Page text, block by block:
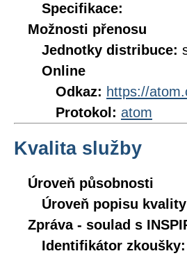
Specifikace:
Možnosti přenosu
Jednotky distribuce:
Online
Odkaz: https://
Protokol: atom
Kvalita služby
Úroveň působnosti
Úroveň popisu
Zpráva - soulad s
Identifikátor zkoušky: